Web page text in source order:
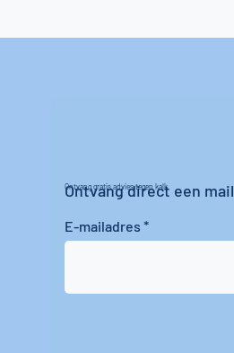
Ontvang gratis advies tegen kalk
Ontvang direct een mail
E-mailadres